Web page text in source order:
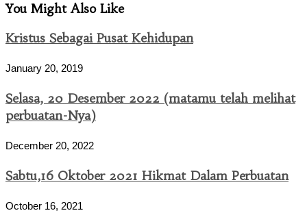
You Might Also Like
Kristus Sebagai Pusat Kehidupan
January 20, 2019
Selasa, 20 Desember 2022 (matamu telah melihat
perbuatan-Nya)
December 20, 2022
Sabtu,16 Oktober 2021 Hikmat Dalam Perbuatan
October 16, 2021